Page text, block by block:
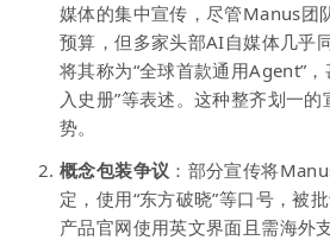
媒体的集中宣传，尽管Manus团
预算，但多家头部AI自媒体几乎
将其称为“全球首款通用Agent”，
入史册”等表述。这种整齐划一
势。
概念包装争议 ：部分宣传将
定，使用“东方破晓”等口号，被
产品官网使用英文界面且需海外